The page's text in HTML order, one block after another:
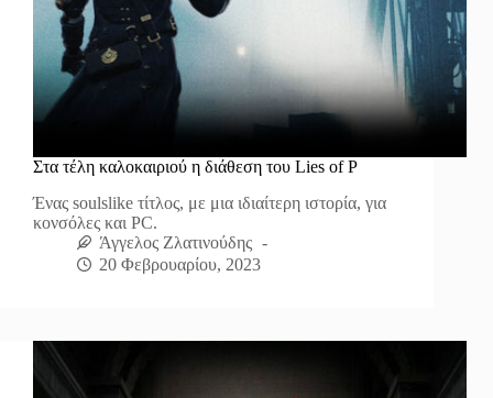
Στα τέλη καλοκαιριού η διάθεση του Lies of P
Ένας soulslike τίτλος, με μια ιδιαίτερη ιστορία, για
κονσόλες και PC.
Άγγελος Ζλατινούδης
20 Φεβρουαρίου, 2023